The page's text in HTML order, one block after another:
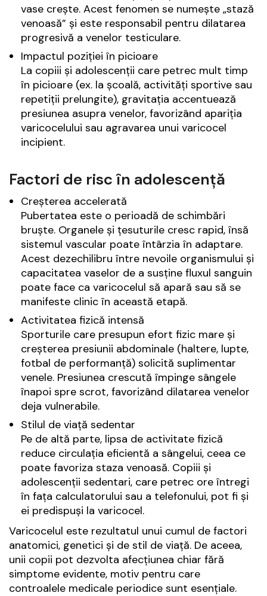
vase crește. Acest fenomen se numește „stază
venoasă” și este responsabil pentru dilatarea
progresivă a venelor testiculare.
Impactul poziției în picioare
La copiii și adolescenții care petrec mult timp
în picioare (ex. la școală, activități sportive sau
repetiții prelungite), gravitația accentuează
presiunea asupra venelor, favorizând apariția
varicocelului sau agravarea unui varicocel
incipient.
Factori de risc în adolescență
Creșterea accelerată
Pubertatea este o perioadă de schimbări
bruște. Organele și țesuturile cresc rapid, însă
sistemul vascular poate întârzia în adaptare.
Acest dezechilibru între nevoile organismului și
capacitatea vaselor de a susține fluxul sanguin
poate face ca varicocelul să apară sau să se
manifeste clinic în această etapă.
Activitatea fizică intensă
Sporturile care presupun efort fizic mare și
creșterea presiunii abdominale (haltere, lupte,
fotbal de performanță) solicită suplimentar
venele. Presiunea crescută împinge sângele
înapoi spre scrot, favorizând dilatarea venelor
deja vulnerabile.
Stilul de viață sedentar
Pe de altă parte, lipsa de activitate fizică
reduce circulația eficientă a sângelui, ceea ce
poate favoriza staza venoasă. Copiii și
adolescenții sedentari, care petrec ore întregi
în fața calculatorului sau a telefonului, pot fi și
ei predispuși la varicocel.
Varicocelul este rezultatul unui cumul de factori
anatomici, genetici și de stil de viață. De aceea,
unii copii pot dezvolta afecțiunea chiar fără
simptome evidente, motiv pentru care
controalele medicale periodice sunt esențiale.